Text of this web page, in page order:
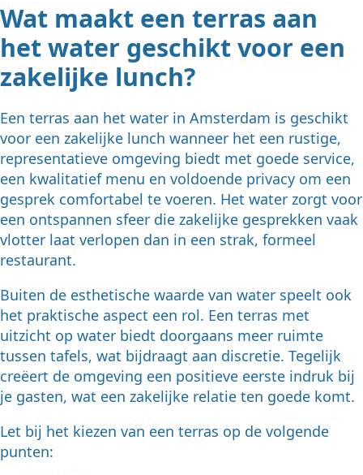
Wat maakt een terras aan
het water geschikt voor een
zakelijke lunch?
Een terras aan het water in Amsterdam is geschikt
voor een zakelijke lunch wanneer het een rustige,
representatieve omgeving biedt met goede service,
een kwalitatief menu en voldoende privacy om een
gesprek comfortabel te voeren. Het water zorgt voor
een ontspannen sfeer die zakelijke gesprekken vaak
vlotter laat verlopen dan in een strak, formeel
restaurant.
Buiten de esthetische waarde van water speelt ook
het praktische aspect een rol. Een terras met
uitzicht op water biedt doorgaans meer ruimte
tussen tafels, wat bijdraagt aan discretie. Tegelijk
creëert de omgeving een positieve eerste indruk bij
je gasten, wat een zakelijke relatie ten goede komt.
Let bij het kiezen van een terras op de volgende
punten: